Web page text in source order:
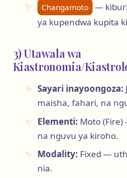
Changamoto
—
ya kupendwa kupita
3) Utawala wa
Kiastronomia/
Sayari inayoongoza:
maisha, fahari, na
Elementi: Moto
na nguvu ya kiroho.
Modality: Fixed —
nia.